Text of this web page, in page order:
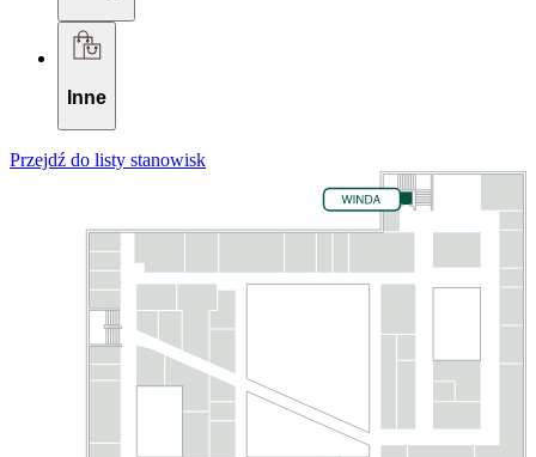
Inne
Przejdź do listy stanowisk